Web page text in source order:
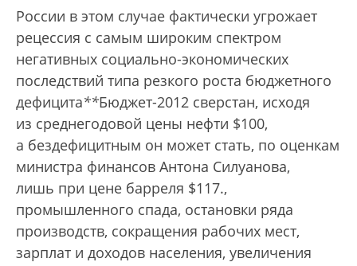
России в этом случае фактически угрожает
рецессия с самым широким спектром
негативных социально-экономических
последствий типа резкого роста бюджетного
дефицита**Бюджет-2012 сверстан, исходя
из среднегодовой цены нефти $100,
а бездефицитным он может стать, по оценкам
министра финансов Антона Силуанова,
лишь при цене барреля $117.,
промышленного спада, остановки ряда
производств, сокращения рабочих мест,
зарплат и доходов населения, увеличения